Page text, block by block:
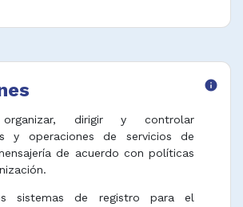
info
organizar, dirigir y controlar
y operaciones de servicios de
de acuerdo con políticas
sistemas de registro para el